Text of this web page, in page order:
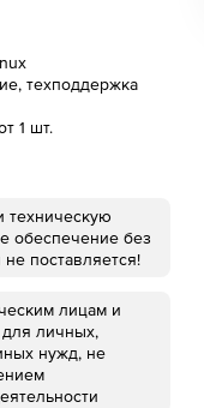
техподдержка
1 шт.
техническую
обеспечение без
поставляется!
лицам и
личных,
нужд, не